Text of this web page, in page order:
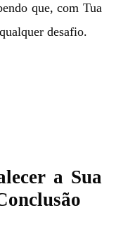
que, com Tua
desafio.
a Sua